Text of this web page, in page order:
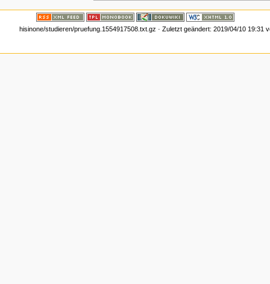
hisinone/studieren/pruefung.1554917508.txt.gz · Zuletzt geändert: 2019/04/10 19:31